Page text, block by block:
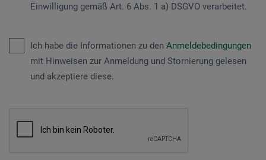
Einwilligung gemäß Art. 6 Abs. 1 a) DSGVO verarbeitet.
Ich habe die Informationen zu den Anmeldebedingungen
mit Hinweisen zur Anmeldung und Stornierung gelesen
und akzeptiere diese.